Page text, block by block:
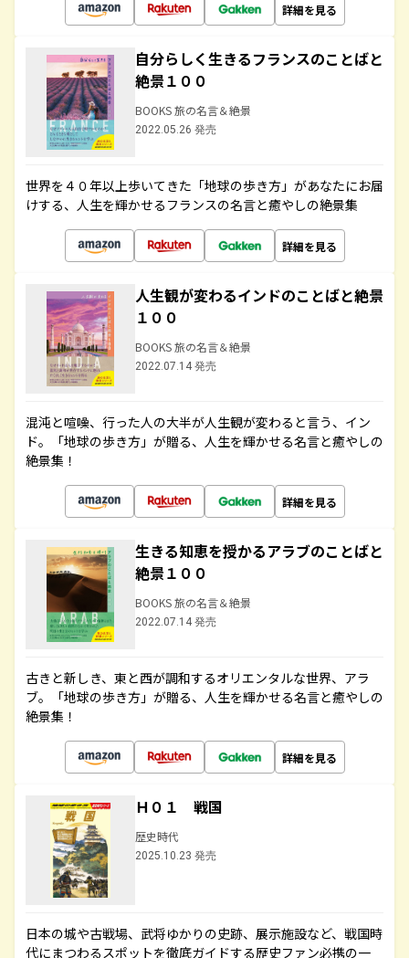
詳細を見る
自分らしく生きるフランスのことばと
絶景１００
BOOKS 旅の名言＆絶景
2022.05.26 発売
世界を４０年以上歩いてきた「地球の歩き方」があなたにお届
けする、人生を輝かせるフランスの名言と癒やしの絶景集
詳細を見る
人生観が変わるインドのことばと絶景
１００
BOOKS 旅の名言＆絶景
2022.07.14 発売
混沌と喧噪、行った人の大半が人生観が変わると言う、イン
ド。「地球の歩き方」が贈る、人生を輝かせる名言と癒やしの
絶景集！
詳細を見る
生きる知恵を授かるアラブのことばと
絶景１００
BOOKS 旅の名言＆絶景
2022.07.14 発売
古きと新しき、東と西が調和するオリエンタルな世界、アラ
ブ。「地球の歩き方」が贈る、人生を輝かせる名言と癒やしの
絶景集！
詳細を見る
Ｈ０１ 戦国
歴史時代
2025.10.23 発売
日本の城や古戦場、武将ゆかりの史跡、展示施設など、戦国時
代にまつわるスポットを徹底ガイドする歴史ファン必携の一